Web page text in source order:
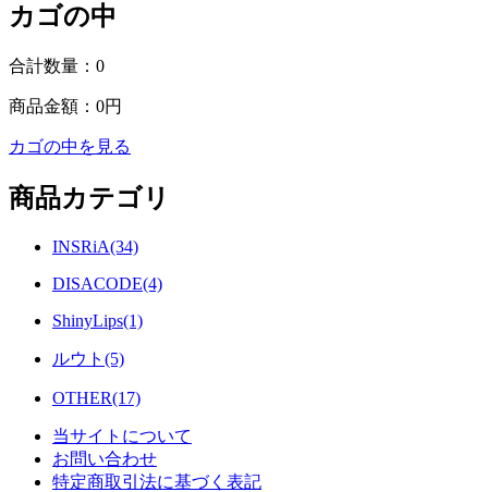
カゴの中
合計数量： 0
商品金額： 0円
カゴの中を見る
商品カテゴリ
INSRiA(34)
DISACODE(4)
ShinyLips(1)
ルウト(5)
OTHER(17)
当サイトについて
お問い合わせ
特定商取引法に基づく表記